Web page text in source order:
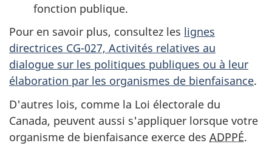
fonction publique.
Pour en savoir plus, consultez les lignes
directrices CG-027, Activités relatives au
dialogue sur les politiques publiques ou à leur
élaboration par les organismes de bienfaisance.
D'autres lois, comme la Loi électorale du
Canada, peuvent aussi s'appliquer lorsque votre
organisme de bienfaisance exerce des ADPPÉ.